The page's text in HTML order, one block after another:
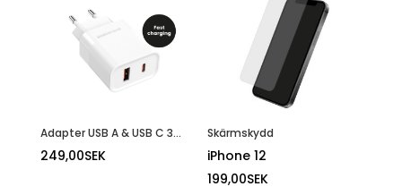
Adapter USB A & USB C 30W
249,00SEK
Skärmskydd
iPhone 12
199,00SEK